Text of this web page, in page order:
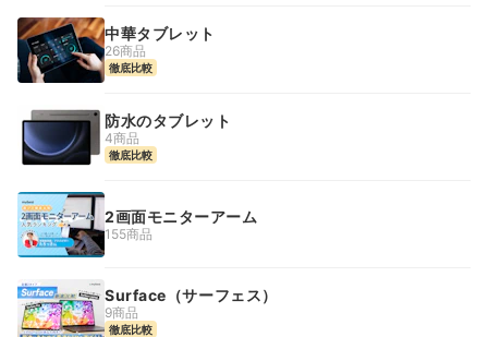
中華タブレット
26商品
徹底比較
防水のタブレット
4商品
徹底比較
2画面モニターアーム
155商品
Surface（サーフェス）
9商品
徹底比較